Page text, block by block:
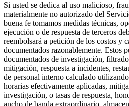
Si usted se dedica al uso malicioso,
materialmente no autorizado del
buena fe tomamos medidas técnicas,
ejecución o de respuesta de terceros
reembolsará a petición de los costos y
documentados razonablemente. Estos
documentados de investigación,
mitigación, respuesta a incidentes,
de personal interno calculado
horarias efectivamente aplicadas,
investigación, o tasas de respuesta,
ancho de banda extraordinario,